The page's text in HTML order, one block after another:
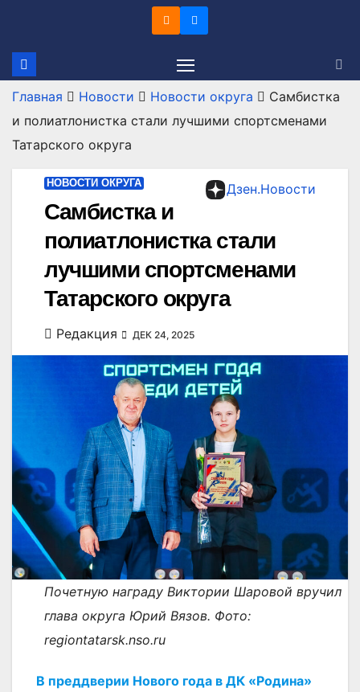
содержимому
Главная Новости Новости округа
Самбистка
и полиатлонистка стали лучшими спортсменами
Татарского округа
Дзен.Новости
НОВОСТИ ОКРУГА
Самбистка и
полиатлонистка стали
лучшими спортсменами
Татарского округа
Редакция ДЕК 24, 2025
Почетную награду Виктории Шаровой вручил
глава округа Юрий Вязов. Фото:
regiontatarsk.nso.ru
В преддверии Нового года в ДК «Родина»